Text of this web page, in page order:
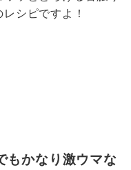
シピですよ！
もかなり激ウマな